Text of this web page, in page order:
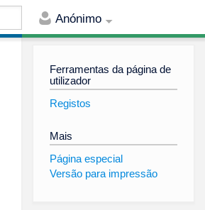
Anónimo
Ferramentas da página de
utilizador
Registos
Mais
Página especial
Versão para impressão